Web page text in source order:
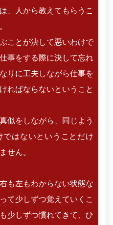
、人から教えてもらうこ
ことが決して悪いわけで
事をする際に決して忘れ
りに工夫しながら仕事を
ればならないということ
似をしながら、同じよう
はないということだけ
せん。
も左もわからない状態な
て少しずつ覚えていくこ
少しずつ慣れてきて、ひ